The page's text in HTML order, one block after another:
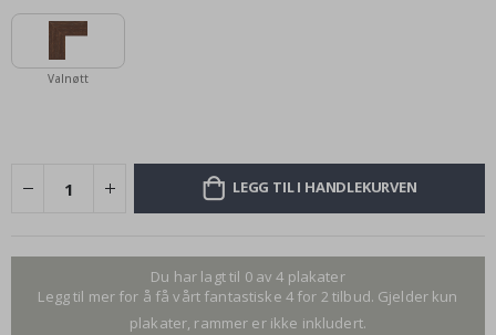
Valnøtt
LEGG TIL I HANDLEKURVEN
Du har lagt til 0 av 4 plakater
Legg til mer for å få vårt fantastiske 4 for 2 tilbud. Gjelder kun
plakater, rammer er ikke inkludert.